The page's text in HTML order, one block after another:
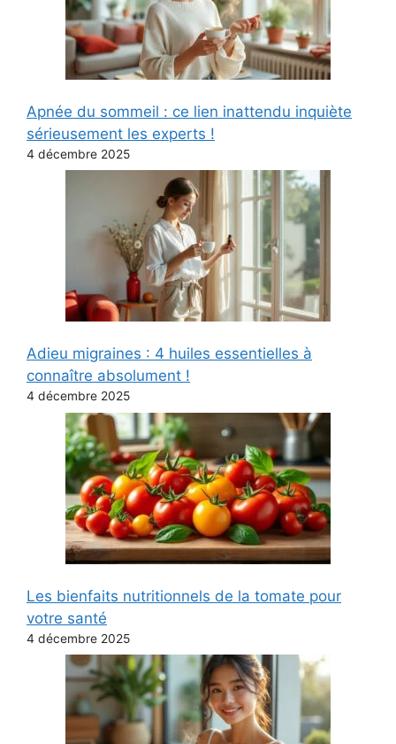
Apnée du sommeil : ce lien inattendu inquiète
sérieusement les experts !
4 décembre 2025
Adieu migraines : 4 huiles essentielles à
connaître absolument !
4 décembre 2025
Les bienfaits nutritionnels de la tomate pour
votre santé
4 décembre 2025